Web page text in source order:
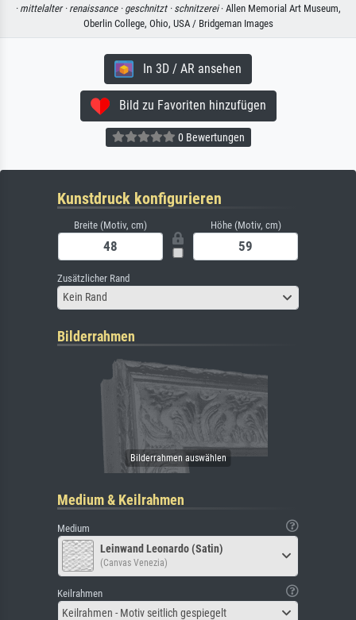
· mittelalter · renaissance · geschnitzt · schnitzerei· Allen Memorial Art Museum,
Oberlin College, Ohio, USA / Bridgeman Images
In 3D / AR ansehen
Bild zu Favoriten hinzufügen
0 Bewertungen
Kunstdruck konfigurieren
Breite (Motiv, cm) Höhe (Motiv, cm)
Zusätzlicher Rand
Kein Rand
Bilderrahmen
Medium & Keilrahmen
Medium
Leinwand Leonardo (Satin)
(Canvas Venezia)
Keilrahmen
Keilrahmen - Motiv seitlich gespiegelt